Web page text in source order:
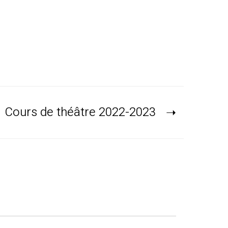
Cours de théâtre 2022-2023